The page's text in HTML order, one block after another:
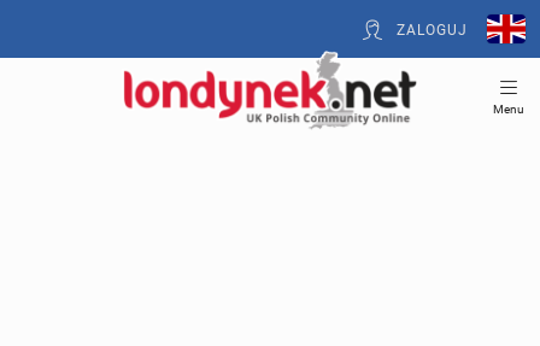
ZALOGUJ
Menu